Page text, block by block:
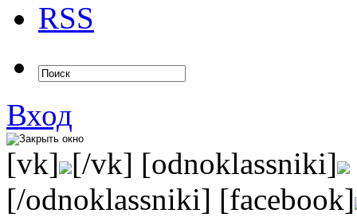
RSS
Вход
[vk] [/vk] [odnoklassniki]
[/odnoklassniki] [facebook]